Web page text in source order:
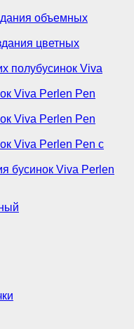
объемных
цветных
полубусинок Viva
Viva Perlen Pen
Viva Perlen Pen
Viva Perlen Pen с
бусинок Viva Perlen